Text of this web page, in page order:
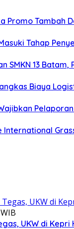
Promo Tambah
Tahap
SMKN 13
Biaya
International
UKW di